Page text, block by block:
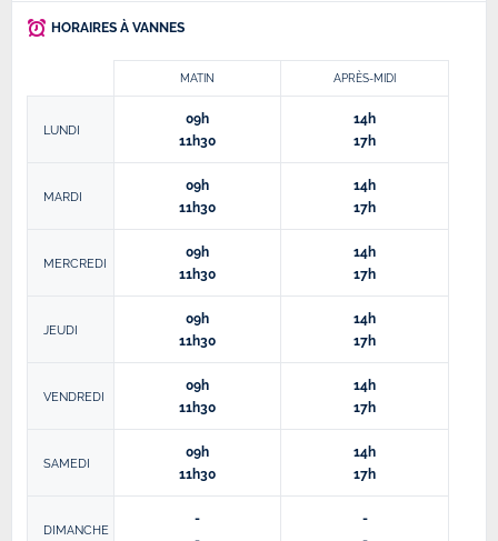
HORAIRES À VANNES
MATIN APRÈS-MIDI
LUNDI
09h
11h30
14h
17h
MARDI
09h
11h30
14h
17h
MERCREDI
09h
11h30
14h
17h
JEUDI
09h
11h30
14h
17h
VENDREDI
09h
11h30
14h
17h
SAMEDI
09h
11h30
14h
17h
DIMANCHE
-
-